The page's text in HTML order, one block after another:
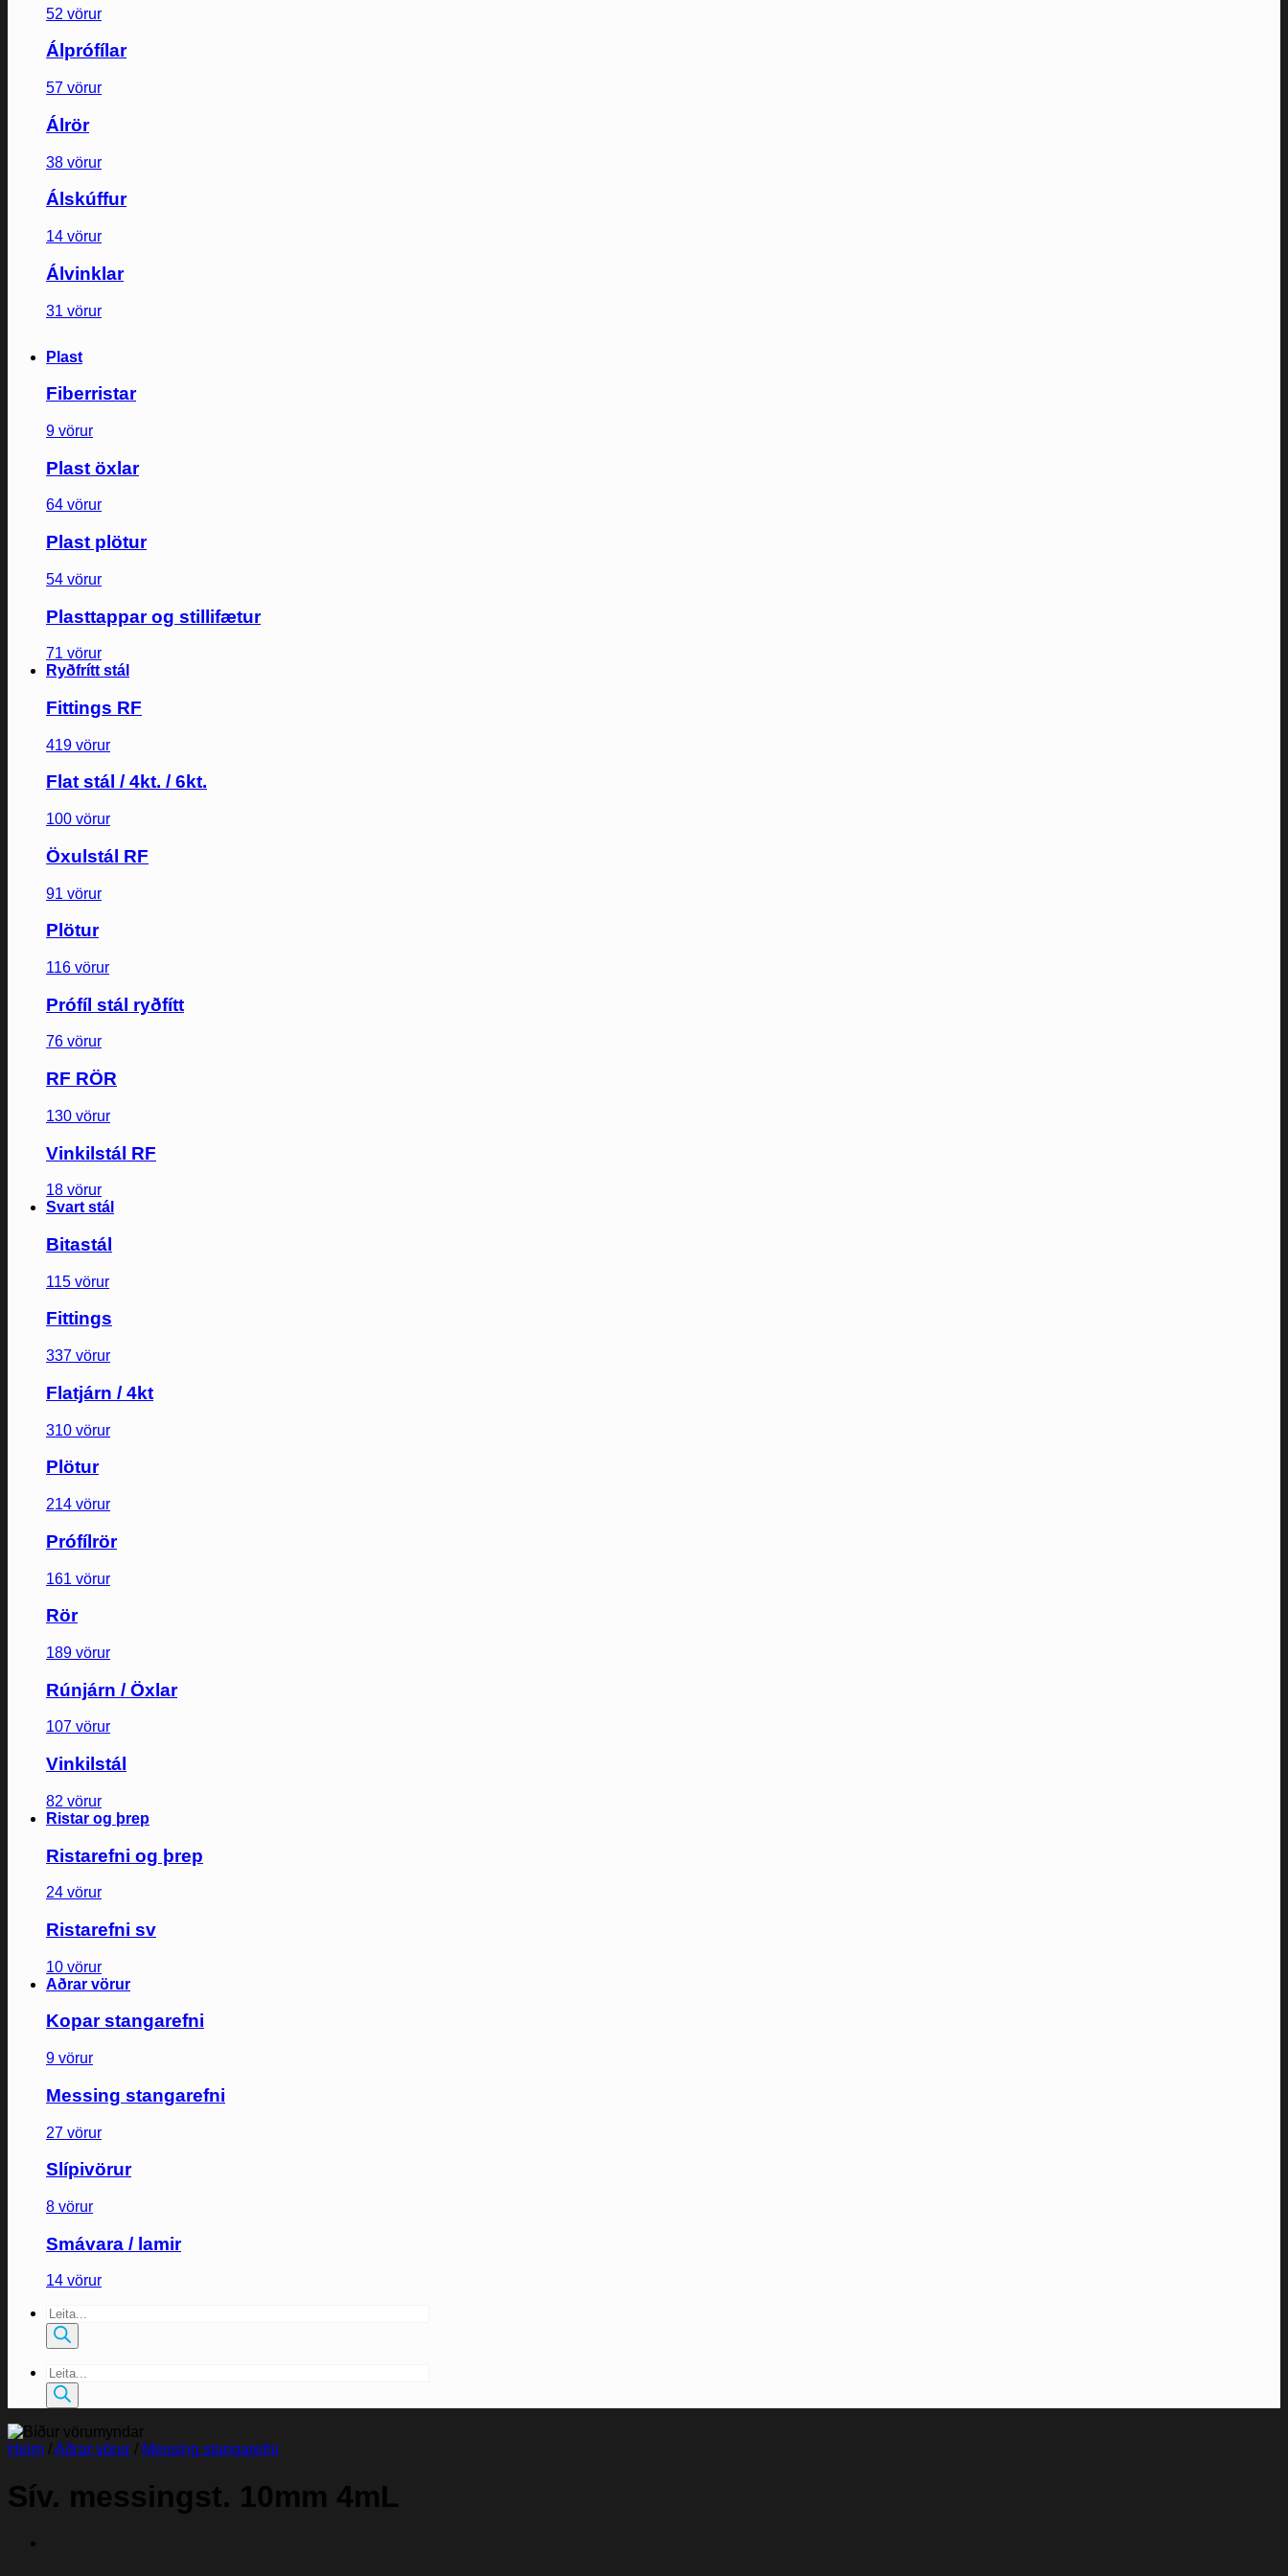
52 vörur
Álprófílar
57 vörur
Álrör
38 vörur
Álskúffur
14 vörur
Álvinklar
31 vörur
Plast
Fiberristar
9 vörur
Plast öxlar
64 vörur
Plast plötur
54 vörur
Plasttappar og stillifætur
71 vörur
Ryðfrítt stál
Fittings RF
419 vörur
Flat stál / 4kt. / 6kt.
100 vörur
Öxulstál RF
91 vörur
Plötur
116 vörur
Prófíl stál ryðfítt
76 vörur
RF RÖR
130 vörur
Vinkilstál RF
18 vörur
Svart stál
Bitastál
115 vörur
Fittings
337 vörur
Flatjárn / 4kt
310 vörur
Plötur
214 vörur
Prófílrör
161 vörur
Rör
189 vörur
Rúnjárn / Öxlar
107 vörur
Vinkilstál
82 vörur
Ristar og þrep
Ristarefni og þrep
24 vörur
Ristarefni sv
10 vörur
Aðrar vörur
Kopar stangarefni
9 vörur
Messing stangarefni
27 vörur
Slípivörur
8 vörur
Smávara / lamir
14 vörur
Products
search
Products
search
Heim /Aðrar vörur / Messing stangarefni
Sív. messingst. 10mm 4mL